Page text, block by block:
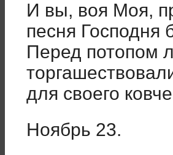
И вы, воя Моя,
песня Господня
Перед потопом
для своего
Ноябрь 23.